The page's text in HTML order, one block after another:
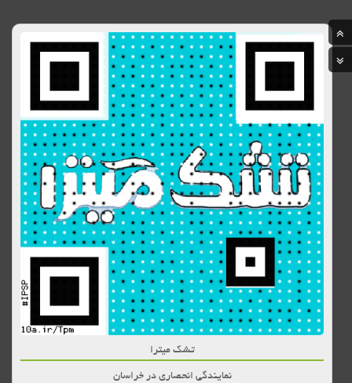
تشک میترا
نمایندگی انحصاری در خراسان